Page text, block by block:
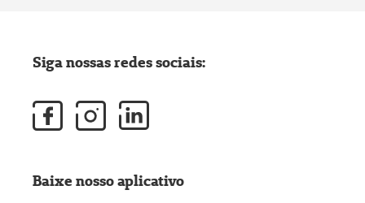
Siga nossas redes sociais:
Baixe nosso aplicativo